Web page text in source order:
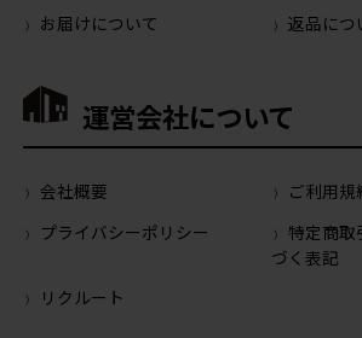
お届けについて
返品につ
運営会社について
会社概要
ご利用規
プライバシーポリシー
特定商取
づく表記
リクルート